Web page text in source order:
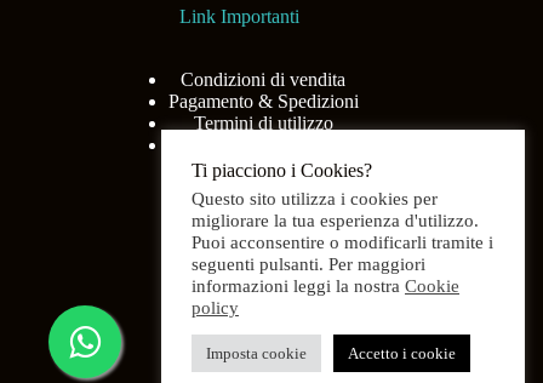
Link Importanti
Condizioni di vendita
Pagamento & Spedizioni
Termini di utilizzo
Menù
Shop
Chi siamo
Ti piacciono i Cookies?
Questo sito utilizza i cookies per
migliorare la tua esperienza d'utilizzo.
Puoi acconsentire o modificarli tramite i
seguenti pulsanti. Per maggiori
informazioni leggi la nostra Cookie
policy
Imposta cookie Accetto i cookie